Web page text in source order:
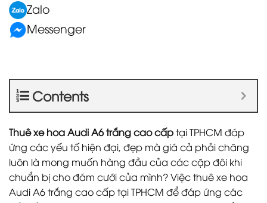
Zalo
Messenger
Contents
Thuê xe hoa Audi A6 trắng cao cấptại TPHCM đáp
ứng các yếu tố hiện đại, đẹp mà giá cả phải chăng
luôn là mong muốn hàng đầu của các cặp đôi khi
chuẩn bị cho đám cưới của mình? Việc thuê xe hoa
Audi A6 trắng cao cấp tại TPHCM để đáp ứng các